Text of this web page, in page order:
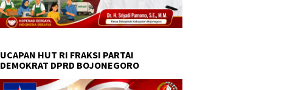
UCAPAN HUT RI FRAKSI PARTAI
DEMOKRAT DPRD BOJONEGORO